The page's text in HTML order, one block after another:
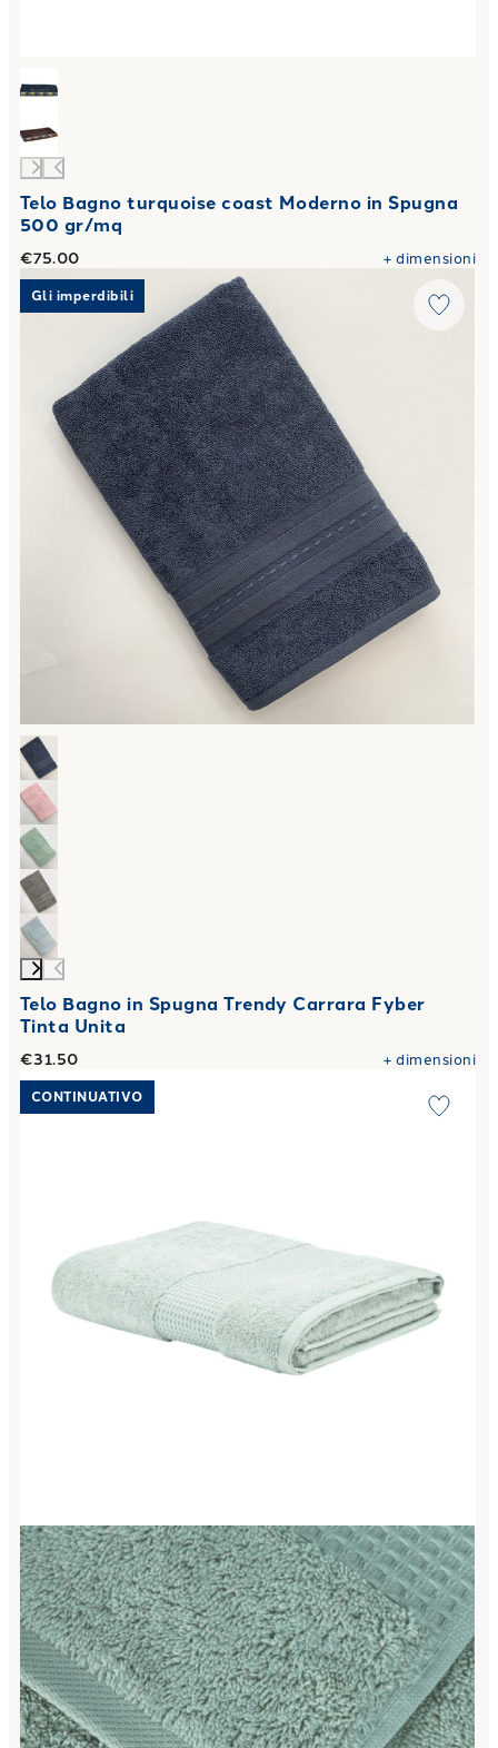
Telo Bagno turquoise coast Moderno in Spugna
500 gr/mq
€75.00 +dimensioni
Link to "Telo Bagno in Spugna Trendy Carrara Fyber Tinta
Gli imperdibili
Telo Bagno in Spugna Trendy Carrara Fyber
Tinta Unita
€31.50 +dimensioni
Link to "Telo Bagno fiocco in Spugna 500 gr/mq
CONTINUATIVO